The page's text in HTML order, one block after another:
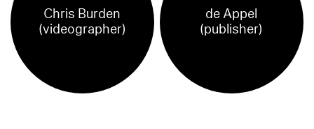
Chris Burden
(videographer)
de Appel
(publisher)